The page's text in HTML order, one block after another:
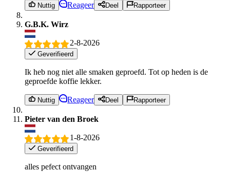
Nuttig Reageer Deel Rapporteer
G.B.K. Wirz
2-8-2026
Geverifieerd
Ik heb nog niet alle smaken geproefd. Tot op heden is de
geproefde koffie lekker.
Nuttig Reageer Deel Rapporteer
Pieter van den Broek
1-8-2026
Geverifieerd
alles pefect ontvangen